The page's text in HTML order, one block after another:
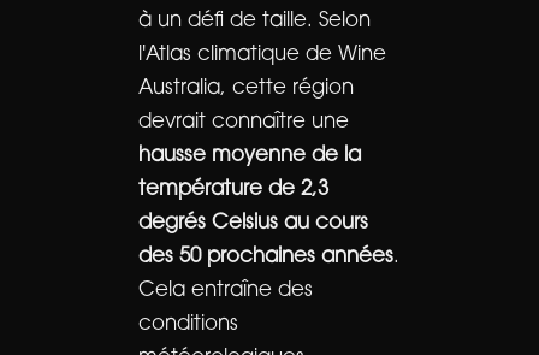
à un défi de taille. Selon
l'Atlas climatique de Wine
Australia, cette région
devrait connaître une
hausse moyenne de la
température de 2,3
degrés Celsius au cours
des 50 prochaines années.
Cela entraîne des
conditions